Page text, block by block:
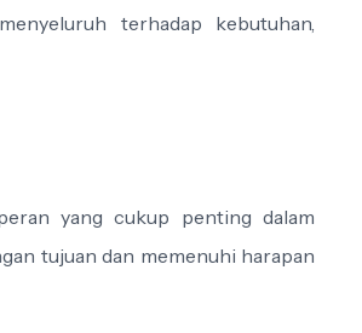
terhadap kebutuhan,
yang cukup penting dalam
tujuan dan memenuhi harapan